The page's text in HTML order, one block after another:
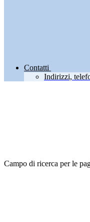
Contatti
Indirizzi,
Campo di ricerca per le